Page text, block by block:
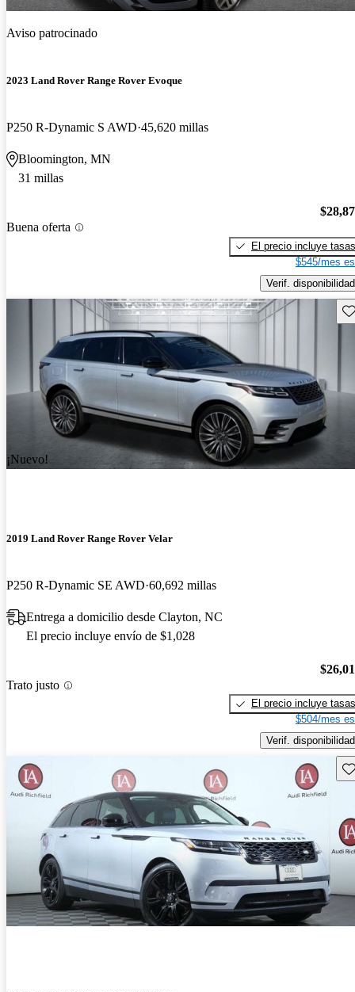
Aviso patrocinado
2023 Land Rover Range Rover Evoque
P250 R-Dynamic S AWD 45,620 millas
Bloomington, MN
31 millas
Buena oferta
El precio incluye tasas
$545/mes
Verif. disponibilidad
¡Nuevo!
2019 Land Rover Range Rover Velar
P250 R-Dynamic SE AWD 60,692 millas
Entrega a domicilio desde Clayton, NC
El precio incluye envío de $1,028
Trato justo
El precio incluye tasas
$504/mes
Verif. disponibilidad